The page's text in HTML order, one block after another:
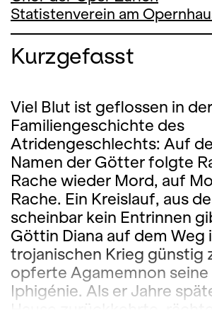
Statistenverein am
Kurzgefasst
Viel Blut ist geflossen in der
Familiengeschichte des
Atridengeschlechts: Auf
Namen der Götter folgte
Rache wieder Mord, auf
Rache. Ein Kreislauf, aus
scheinbar kein Entrinnen
Göttin Diana auf dem Weg
trojanischen Krieg günstig
opferte Agamemnon
Iphigénie. Als er Jahre